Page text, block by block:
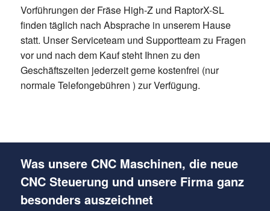
Vorführungen der Fräse High-Z und RaptorX-SL
finden täglich nach Absprache in unserem Hause
statt. Unser Serviceteam und Supportteam zu Fragen
vor und nach dem Kauf steht Ihnen zu den
Geschäftszeiten jederzeit gerne kostenfrei (nur
normale Telefongebühren ) zur Verfügung.
Was unsere CNC Maschinen, die neue
CNC Steuerung und unsere Firma ganz
besonders auszeichnet